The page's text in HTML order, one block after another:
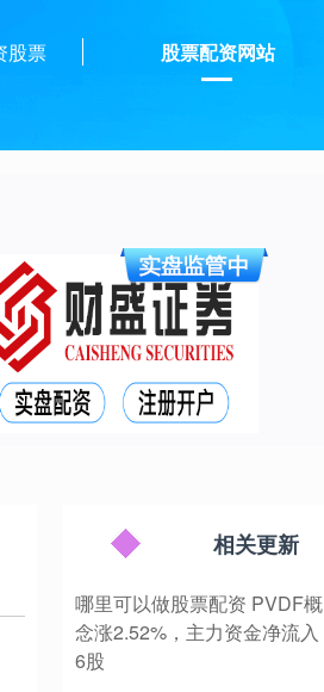
股票 股票配资网站
相关更新
哪里可以做股票配资 PVDF概
念涨2.52%，主力资金净流入
6股